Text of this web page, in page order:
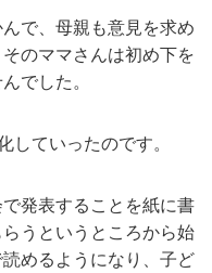
で、母親も意見を求め
のママさんは初め下を
でした。
していったのです。
発表することを紙に書
うというところから始
めるようになり、子ど